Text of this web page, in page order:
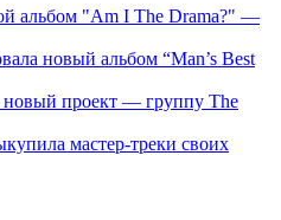
альбом "Am I The Drama?" —
новый альбом “Man’s Best
новый проект — группу The
мастер-треки своих